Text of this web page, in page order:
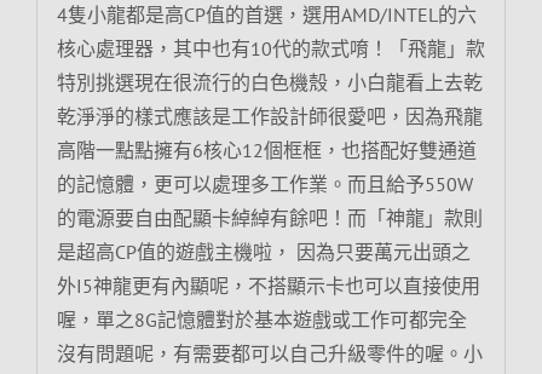
4隻小龍都是高CP值的首選，選用AMD/INTEL的六
核心處理器，其中也有10代的款式唷！「飛龍」款
特別挑選現在很流行的白色機殼，小白龍看上去乾
乾淨淨的樣式應該是工作設計師很愛吧，因為飛龍
高階一點點擁有6核心12個框框，也搭配好雙通道
的記憶體，更可以處理多工作業。而且給予550W
的電源要自由配顯卡綽綽有餘吧！而「神龍」款則
是超高CP值的遊戲主機啦， 因為只要萬元出頭之
外I5神龍更有內顯呢，不搭顯示卡也可以直接使用
喔，單之8G記憶體對於基本遊戲或工作可都完全
沒有問題呢，有需要都可以自己升級零件的喔。小